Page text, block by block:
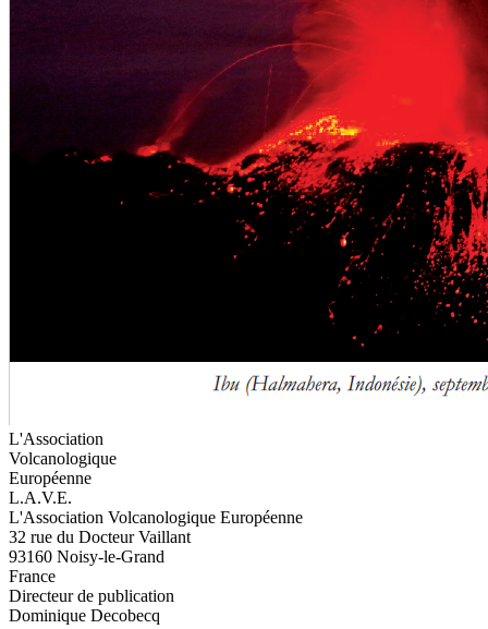
L'Association
Volcanologique
Européenne
L.A.V.E.
L'Association Volcanologique Européenne
32 rue du Docteur Vaillant
93160 Noisy-le-Grand
France
Directeur de publication
Dominique Decobecq